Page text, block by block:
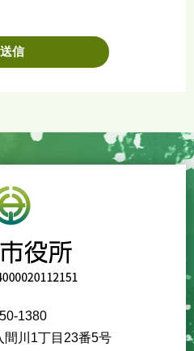
1380
間川1丁目23番5号